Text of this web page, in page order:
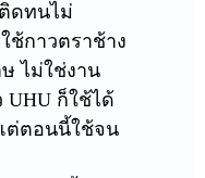
ดทนไม่
ช้กาวตราช้าง
ไม่ใช่งาน
ก็ใช้ได้
ต่ตอนนี้ใช้จน